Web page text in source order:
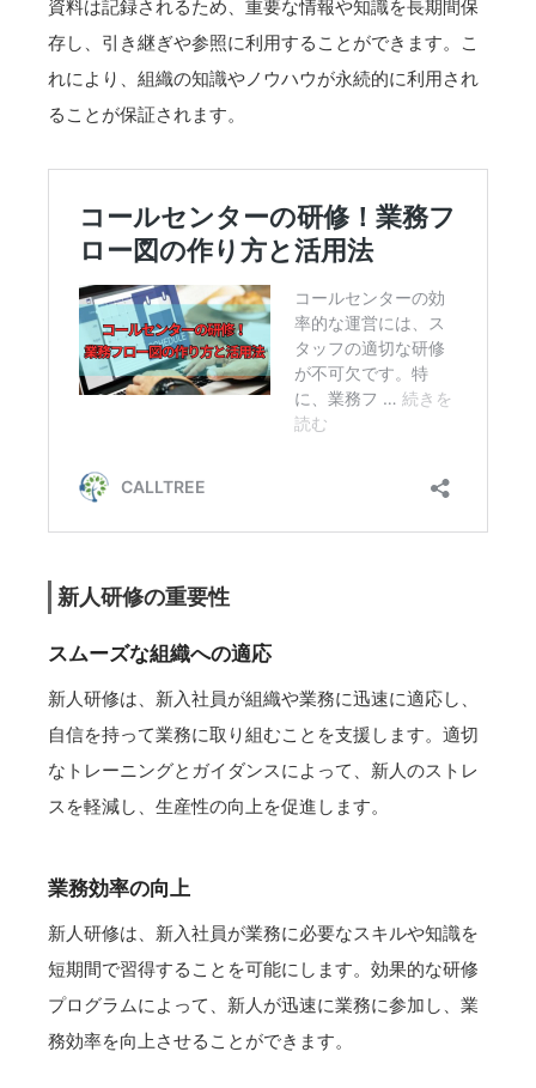
資料は記録されるため、重要な情報や知識を長期間保
存し、引き継ぎや参照に利用することができます。こ
れにより、組織の知識やノウハウが永続的に利用され
ることが保証されます。
新人研修の重要性
スムーズな組織への適応
新人研修は、新入社員が組織や業務に迅速に適応し、
自信を持って業務に取り組むことを支援します。適切
なトレーニングとガイダンスによって、新人のストレ
スを軽減し、生産性の向上を促進します。
業務効率の向上
新人研修は、新入社員が業務に必要なスキルや知識を
短期間で習得することを可能にします。効果的な研修
プログラムによって、新人が迅速に業務に参加し、業
務効率を向上させることができます。